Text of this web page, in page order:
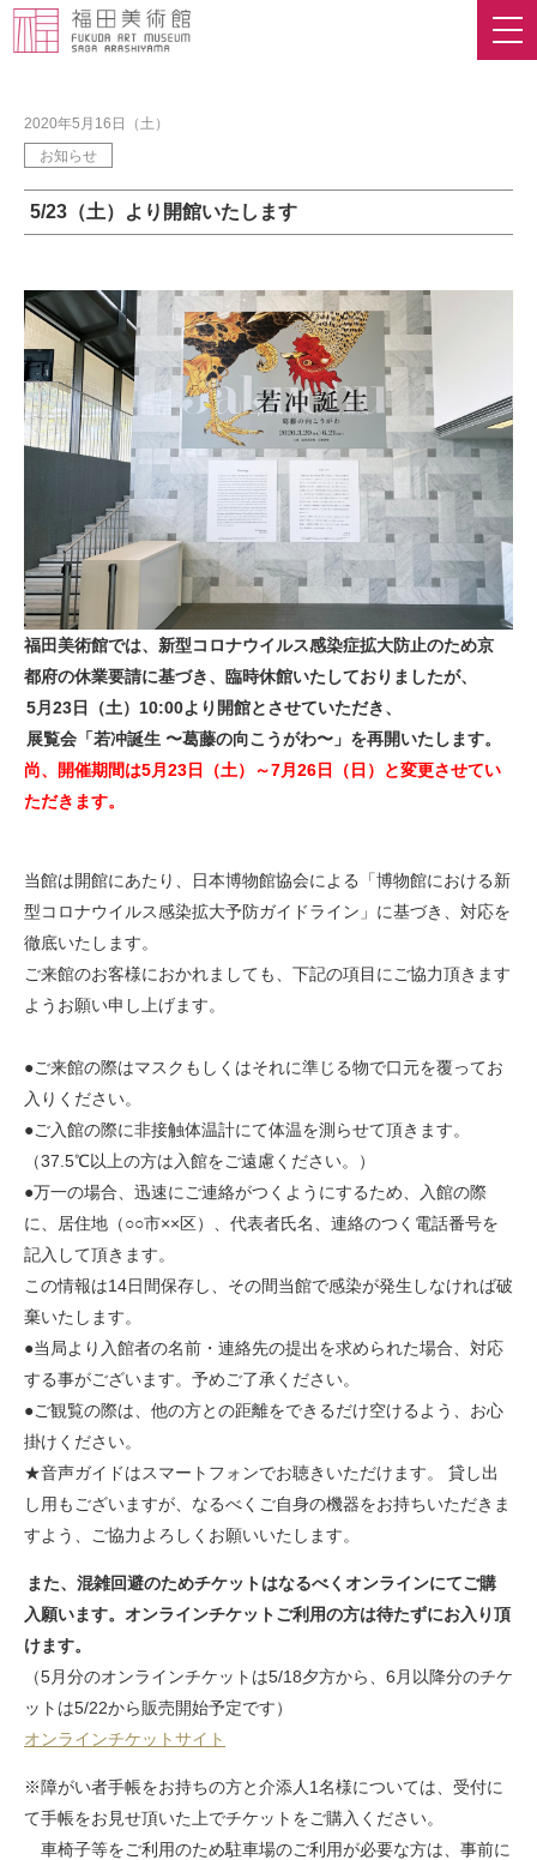
2020年5月16日（土）
お知らせ
5/23（土）より開館いたします
福田美術館では、新型コロナウイルス感染症拡大防止のため京
都府の休業要請に基づき、臨時休館いたしておりましたが、
5月23日（土）10:00より開館とさせていただき、
展覧会「若冲誕生 〜葛藤の向こうがわ〜」を再開いたします。
尚、開催期間は5月23日（土）～7月26日（日）と変更させてい
ただきます。
当館は開館にあたり、日本博物館協会による「博物館における新
型コロナウイルス感染拡大予防ガイドライン」に基づき、対応を
徹底いたします。
ご来館のお客様におかれましても、下記の項目にご協力頂きます
ようお願い申し上げます。
●ご来館の際はマスクもしくはそれに準じる物で口元を覆ってお
入りください。
●ご入館の際に非接触体温計にて体温を測らせて頂きます。
（37.5℃以上の方は入館をご遠慮ください。）
●万一の場合、迅速にご連絡がつくようにするため、入館の際
に、居住地（○○市××区）、代表者氏名、連絡のつく電話番号を
記入して頂きます。
この情報は14日間保存し、その間当館で感染が発生しなければ破
棄いたします。
●当局より入館者の名前・連絡先の提出を求められた場合、対応
する事がございます。予めご了承ください。
●ご観覧の際は、他の方との距離をできるだけ空けるよう、お心
掛けください。
★音声ガイドはスマートフォンでお聴きいただけます。 貸し出
し用もございますが、なるべくご自身の機器をお持ちいただきま
すよう、ご協力よろしくお願いいたします。
また、混雑回避のためチケットはなるべくオンラインにてご購
入願います。オンラインチケットご利用の方は待たずにお入り頂
けます。
（5月分のオンラインチケットは5/18夕方から、6月以降分のチケ
ットは5/22から販売開始予定です）
オンラインチケットサイト
※障がい者手帳をお持ちの方と介添人1名様については、受付に
て手帳をお見せ頂いた上でチケットをご購入ください。
車椅子等をご利用のため駐車場のご利用が必要な方は、事前に